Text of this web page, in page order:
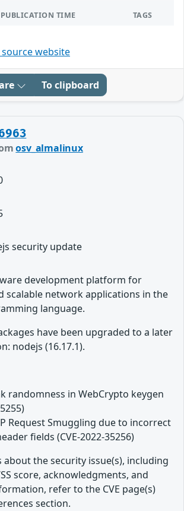
PUBLICATION TIME TAGS
website
To clipboard
osv_almalinux
security update
development platform for
scalable network applications in the
language.
have been upgraded to a later
nodejs (16.17.1).
randomness in WebCrypto keygen
Request Smuggling due to incorrect
fields (CVE-2022-35256)
about the security issue(s), including
score, acknowledgments, and
refer to the CVE page(s)
section.